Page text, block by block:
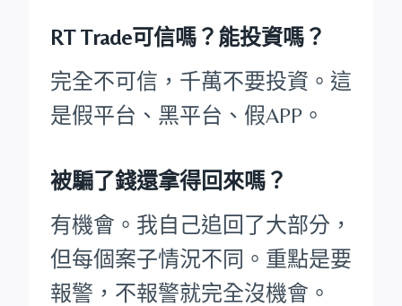
RT Trade可信嗎？能投資嗎？
完全不可信，千萬不要投資。這
是假平台、黑平台、假APP。
被騙了錢還拿得回來嗎？
有機會。我自己追回了大部分，
但每個案子情況不同。重點是要
報警，不報警就完全沒機會。